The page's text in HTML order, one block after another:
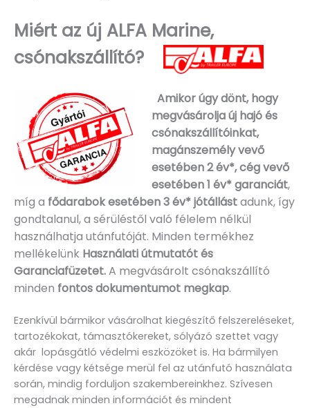
Miért az új ALFA Marine,
csónakszállító?
Amikor úgy dönt, hogy
megvásárolja új hajó és
csónakszállítóinkat,
magánszemély vevő
esetében 2 év*, cég vevő
esetében 1 év* garanciát,
míg a fődarabok esetében 3 év* jótállástadunk, így
gondtalanul, a sérüléstől való félelem nélkül
használhatja utánfutóját. Minden termékhez
mellékelünk Használati útmutatót és
Garanciafüzetet.A megvásárolt csónakszállító
minden fontos dokumentumot megkap.
Ezenkívül bármikor vásárolhat kiegészítő felszereléseket,
tartozékokat, támasztókereket, sólyázó szettet vagy
akár lopásgátló védelmi eszközöket is. Ha bármilyen
kérdése vagy kétsége merül fel az utánfutó használata
során, mindig forduljon szakembereinkhez. Szívesen
megadnak minden információt és mindent